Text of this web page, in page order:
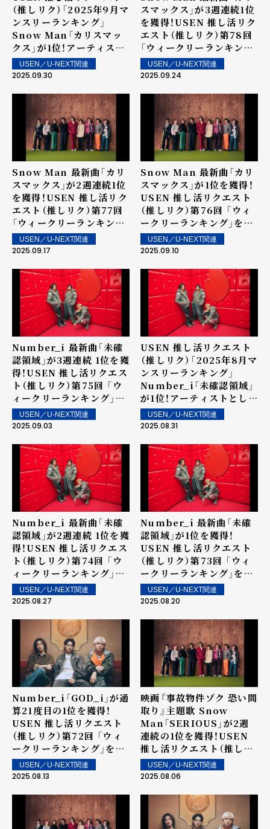
（推しリク）「2025年9月マ
ンスリーランキング」
Snow Man「カリスマッ
クス」が1位！アーティスト
としては初のマンスリー1
位を獲得！
USEN／U-NEXT関連
2025.09.30
スマックス」が3週連続1位
を獲得！USEN 推し活リク
エスト（推しリク）第78回
「ウィークリーランキン
グ」を発表！～ 上位ランク
イン楽曲は街中・店内で配
USEN／U-NEXT関連
2025.09.24
Snow Man 最新曲「カリ
スマックス」が2週連続1位
を獲得！USEN 推し活リク
エスト（推しリク）第77回
「ウィークリーランキン
グ」を発表！～ 上位ランク
イン楽曲は街中・店内で配
USEN／U-NEXT関連
2025.09.17
Snow Man 最新曲「カリ
スマックス」が1位を獲得！
USEN 推し活リクエスト
（推しリク）第76回 「ウィ
ークリーランキング」を発
表！～ 上位ランクイン楽曲
は街中・店内で配信！
USEN／U-NEXT関連
2025.09.10
Number_i 最新曲「未確
認領域」が3週連続 1位を獲
得！USEN 推し活リクエス
ト（推しリク）第75回 「ウ
ィークリーランキング」を
発表！～ 上位ランクイン楽
曲は街中・店内で配信！
USEN／U-NEXT関連
2025.09.03
USEN 推し活リクエスト
（推しリク）「2025年8月マ
ンスリーランキング」
Number_i「未確認領域」
が1位！アーティストとして
は9か月連続の1位を記録！
USEN／U-NEXT関連
2025.08.31
Number_i 最新曲「未確
認領域」が2週連続 1位を獲
得！USEN 推し活リクエス
ト（推しリク）第74回 「ウ
ィークリーランキング」を
発表！～ 上位ランクイン楽
曲は街中・店内で配信！
USEN／U-NEXT関連
2025.08.27
Number_i 最新曲「未確
認領域」が1位を獲得！
USEN 推し活リクエスト
（推しリク）第73回 「ウィ
ークリーランキング」を発
表！～ 上位ランクイン楽曲
は街中・店内で配信！
USEN／U-NEXT関連
2025.08.20
Number_i「GOD_i」が通
算21度目の1位を獲得！
USEN 推し活リクエスト
（推しリク）第72回 「ウィ
ークリーランキング」を発
表！～ 上位ランクイン楽曲
は街中・店内で配信！
USEN／U-NEXT関連
2025.08.13
映画『事故物件ゾク 恐い間
取り』主題歌 Snow
Man「SERIOUS」が2週
連続の1位を獲得！USEN
推し活リクエスト（推しリ
ク）第71回 「ウィークリー
ランキング」を発表！～ 上
店内で配信！
USEN／U-NEXT関連
2025.08.06